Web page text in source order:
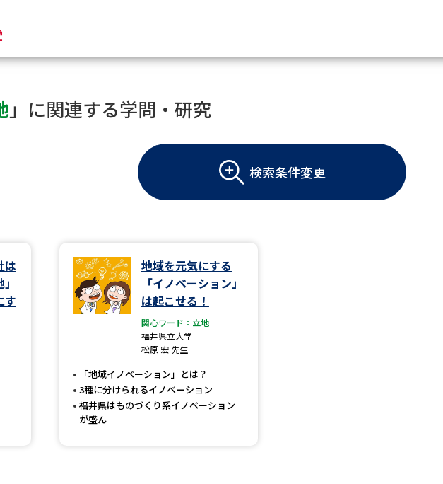
大学・短大の資料種類から請求
大学パンフ
学部・学科パンフ
総合型選抜・学校推薦型選抜 募集要項＆願書
」に関連する学問・研究
検索条件変更
は
す
地域を元気にする
「イノベーション」
は起こせる！
関心ワード：立地
福井県立大学
松原 宏 先生
「地域イノベーション」とは？
3種に分けられるイノベーション
福井県はものづくり系イノベーション
が盛ん